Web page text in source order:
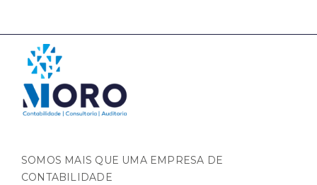
SOMOS MAIS QUE UMA EMPRESA DE
CONTABILIDADE